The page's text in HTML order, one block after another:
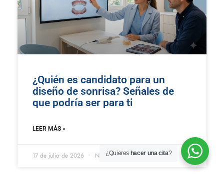
¿Quién es candidato para un
diseño de sonrisa? Señales de
que podría ser para ti
LEER MÁS »
17 de julio de 2026 No hay comentarios
¿Quieres hacer una cita?